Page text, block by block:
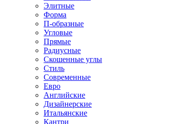
Элитные
Форма
П-образные
Угловые
Прямые
Радиусные
Скошенные углы
Стиль
Современные
Евро
Английские
Дизайнерские
Итальянские
Кантри